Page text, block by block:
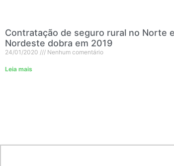
Contratação de seguro rural no Norte e
Nordeste dobra em 2019
24/01/2020 Nenhum comentário
Leia mais